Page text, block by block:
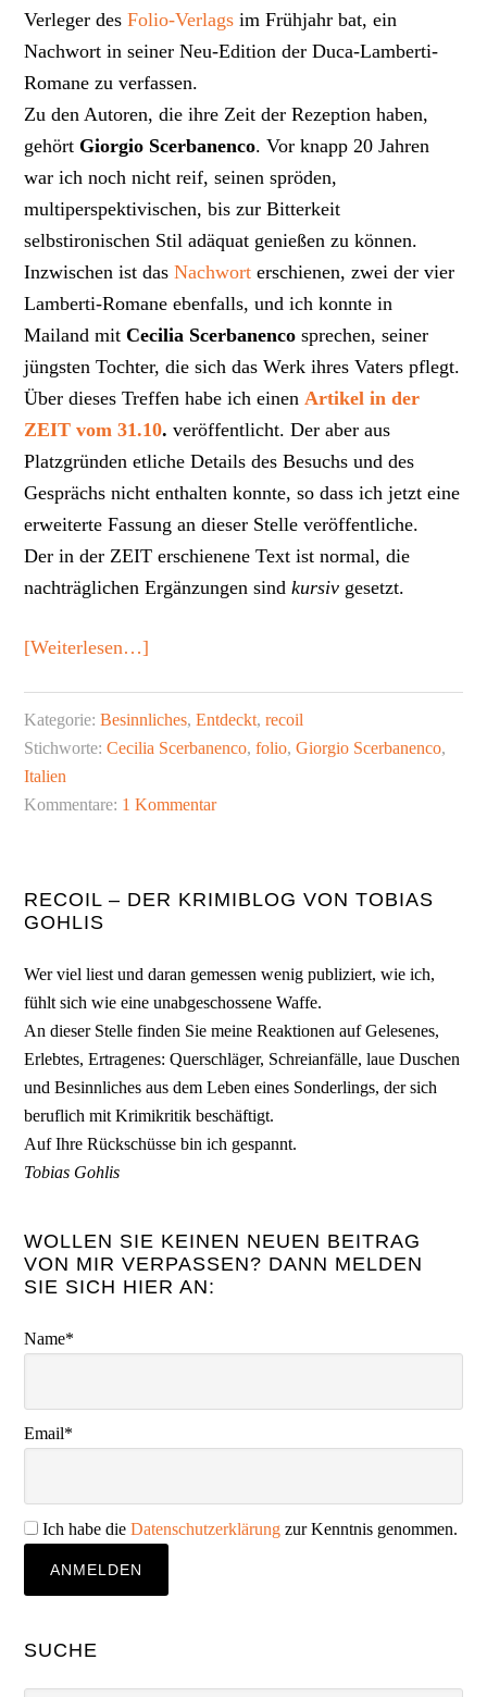
Verleger desFolio-Verlags im Frühjahr bat, ein
Nachwort in seiner Neu-Edition der Duca-Lamberti-
Romane zu verfassen.
Zu den Autoren, die ihre Zeit der Rezeption haben,
gehört Giorgio Scerbanenco. Vor knapp 20 Jahren
war ich noch nicht reif, seinen spröden,
multiperspektivischen, bis zur Bitterkeit
selbstironischen Stil adäquat genießen zu können.
Inzwischen ist dasNachwort erschienen, zwei der vier
Lamberti-Romane ebenfalls, und ich konnte in
Mailand mitCecilia Scerbanencosprechen, seiner
jüngsten Tochter, die sich das Werk ihres Vaters pflegt.
Über dieses Treffen habe ich einen Artikel in der
ZEIT vom 31.10.veröffentlicht. Der aber aus
Platzgründen etliche Details des Besuchs und des
Gesprächs nicht enthalten konnte, so dass ich jetzt eine
erweiterte Fassung an dieser Stelle veröffentliche.
Der in der ZEIT erschienene Text ist normal, die
nachträglichen Ergänzungen sindkursiv gesetzt.
[Weiterlesen…]
–
meine
des
Kategorie:Besinnliches,Entdeckt,recoil
Stichworte:Cecilia Scerbanenco,folio,Giorgio Scerbanenco,
Italien
Kommentare: 1 Kommentar
Seitenspalte
RECOIL – DER KRIMIBLOG VON TOBIAS
GOHLIS
Wer viel liest und daran gemessen wenig publiziert, wie ich,
fühlt sich wie eine unabgeschossene Waffe.
An dieser Stelle finden Sie meine Reaktionen auf Gelesenes,
Erlebtes, Ertragenes: Querschläger, Schreianfälle, laue Duschen
und Besinnliches aus dem Leben eines Sonderlings, der sich
beruflich mit Krimikritik beschäftigt.
Auf Ihre Rückschüsse bin ich gespannt.
Tobias Gohlis
WOLLEN SIE KEINEN NEUEN BEITRAG
VON MIR VERPASSEN? DANN MELDEN
SIE SICH HIER AN:
Name*
Email*
Ich habe dieDatenschutzerklärung zur Kenntnis genommen.
SUCHE